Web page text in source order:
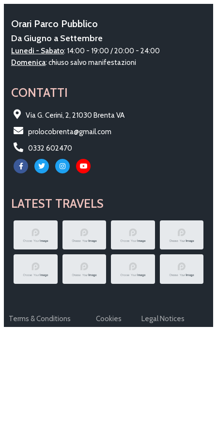
Orari Parco Pubblico
Da Giugno a Settembre
Lunedi - Sabato: 14:00 - 19:00 / 20:00 - 24:00
Domenica: chiuso salvo manifestazioni
CONTATTI
Via G. Cerini, 2, 21030 Brenta VA
prolocobrenta@gmail.com
0332 602470
LATEST TRAVELS
Terms & Conditions Cookies Legal Notices